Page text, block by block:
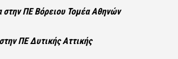
στην ΠΕ Βόρειου Τομέα Αθηνών
ΠΕ Δυτικής Αττικής